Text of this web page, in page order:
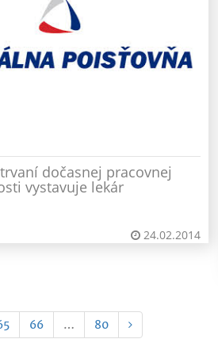
dočasnej pracovnej
vystavuje lekár
24.02.2014
66 … 80